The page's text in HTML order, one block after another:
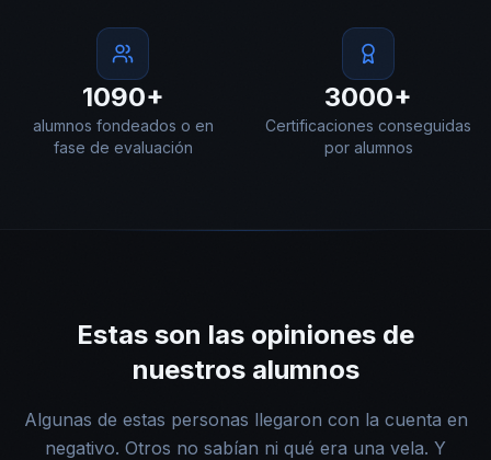
1090+
alumnos fondeados o en
fase de evaluación
3000+
Certificaciones conseguidas
por alumnos
Estas son las opiniones de
nuestros alumnos
Algunas de estas personas llegaron con la cuenta en
negativo. Otros no sabían ni qué era una vela. Y